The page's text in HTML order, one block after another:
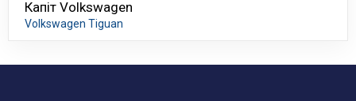
Капіт Volkswagen
Volkswagen Tiguan